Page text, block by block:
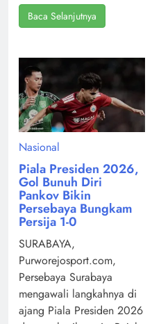
Baca Selanjutnya
Nasional
Piala Presiden 2026,
Gol Bunuh Diri
Pankov Bikin
Persebaya Bungkam
Persija 1-0
SURABAYA,
Purworejosport.com,
Persebaya Surabaya
mengawali langkahnya di
ajang Piala Presiden 2026